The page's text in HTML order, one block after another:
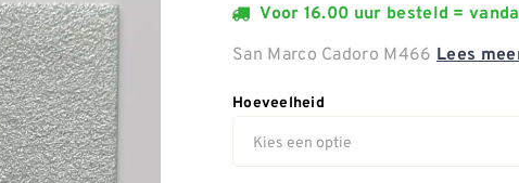
Voor 16.00 uur besteld =
San Marco Cadoro M466 Lees
Hoeveelheid